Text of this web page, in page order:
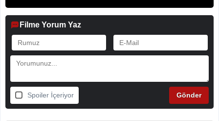
Filme Yorum Yaz
Spoiler İçeriyor